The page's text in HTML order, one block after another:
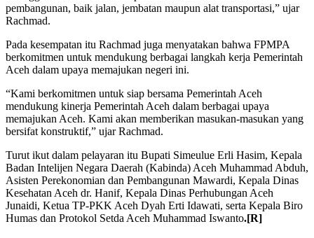
pembangunan, baik jalan, jembatan maupun alat transportasi,” ujar
Rachmad.
Pada kesempatan itu Rachmad juga menyatakan bahwa FPMPA
berkomitmen untuk mendukung berbagai langkah kerja Pemerintah
Aceh dalam upaya memajukan negeri ini.
“Kami berkomitmen untuk siap bersama Pemerintah Aceh
mendukung kinerja Pemerintah Aceh dalam berbagai upaya
memajukan Aceh. Kami akan memberikan masukan-masukan yang
bersifat konstruktif,” ujar Rachmad.
Turut ikut dalam pelayaran itu Bupati Simeulue Erli Hasim, Kepala
Badan Intelijen Negara Daerah (Kabinda) Aceh Muhammad Abduh,
Asisten Perekonomian dan Pembangunan Mawardi, Kepala Dinas
Kesehatan Aceh dr. Hanif, Kepala Dinas Perhubungan Aceh
Junaidi, Ketua TP-PKK Aceh Dyah Erti Idawati, serta Kepala Biro
Humas dan Protokol Setda Aceh Muhammad Iswanto.[R]